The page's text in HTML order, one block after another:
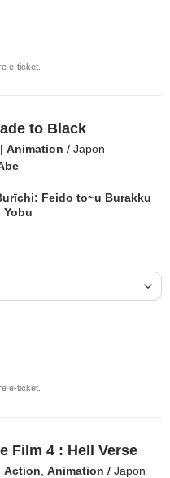
e-ticket.
to Black
| Animation / Japon
Feido to~u Burakku
Yobu
e-ticket.
Film 4 : Hell Verse
Action ,Animation / Japon